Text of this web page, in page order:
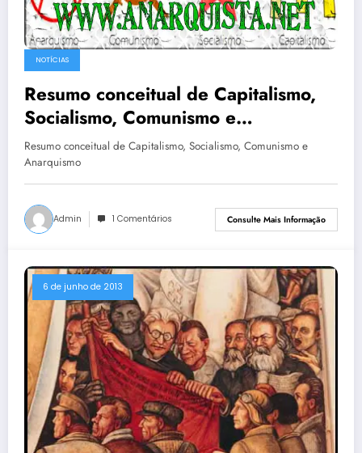
NOTÍCIAS
Resumo conceitual de Capitalismo,
Socialismo, Comunismo e
Anarquismo
Resumo conceitual de Capitalismo, Socialismo, Comunismo e
Anarquismo
Admin 1 Comentários Consulte Mais Informação
6 de junho de 2013